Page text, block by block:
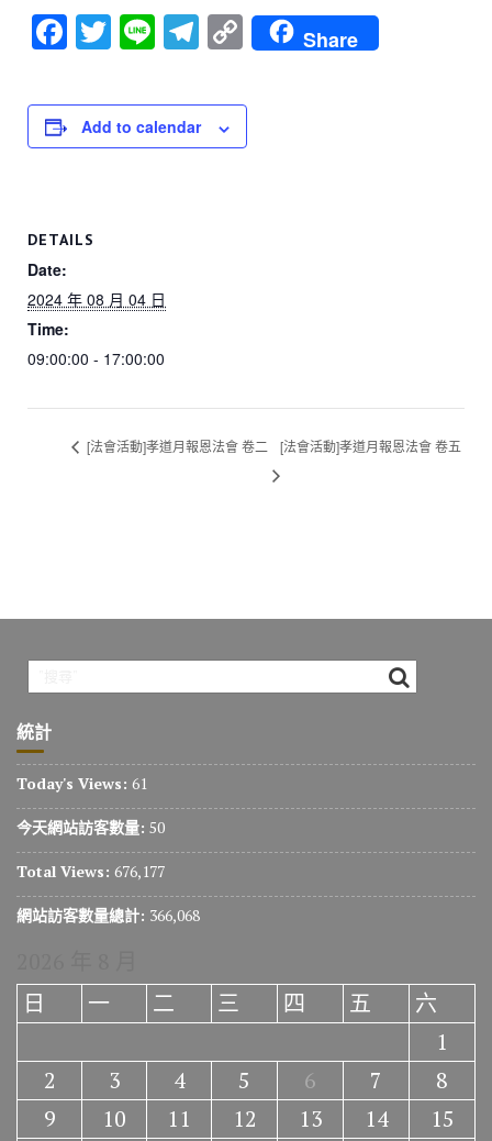
F
c
e
o
k
T
tt
er
Li
e
T
e
gr
C
o
p
y
Share
Add to calendar
DETAILS
Date:
2024 年 08 月 04 日
Time:
09:00:00 - 17:00:00
[法會活動]孝道月報恩法會 卷二 [法會活動]孝道月報恩法會 卷五
統計
Today's Views: 61
今天網站訪客數量: 50
Total Views: 676,177
網站訪客數量總計: 366,068
日
一 二 三 四 五
六
1
2
3 4 5 6 7
8
9
10 11 12 13 14
15